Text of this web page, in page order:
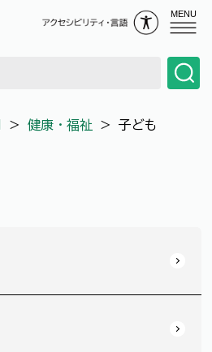
MENU
＞ 健康・福祉 ＞ 子ども